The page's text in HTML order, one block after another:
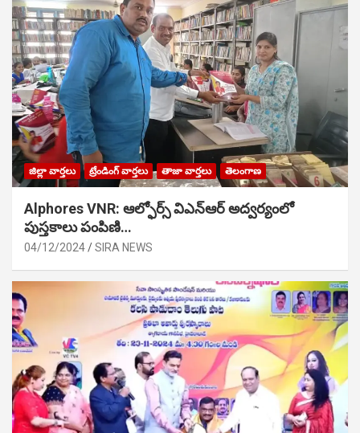
జిల్లా వార్తలు ట్రేండింగ్ వార్తలు తాజా వార్తలు తెలంగాణ
Alphores VNR: ఆల్ఫోర్స్ విఎన్ఆర్ అద్వర్యంలో
పుస్తకాలు పంపిణి…
04/12/2024 SIRA NEWS